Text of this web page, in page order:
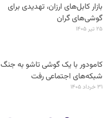
بازار کابل‌های ارزان، تهدیدی برای
گوشی‌های گران
۲۵ تیر ۱۴۰۵
کامودور با یک گوشی تاشو به جنگ
شبکه‌های اجتماعی رفت
۳۱ خرداد ۱۴۰۵